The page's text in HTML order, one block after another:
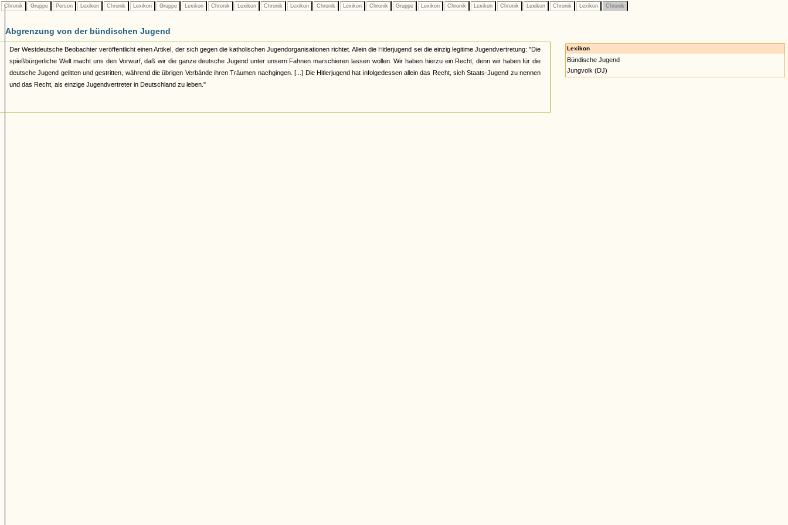
Chronik Gruppe Person Lexikon Chronik Lexikon Gruppe Lexikon Chronik Lexikon Chronik Lexikon Chronik Lexikon Chronik Gruppe Lexikon Chronik Lexikon Chronik Lexikon Chronik Lexikon Chronik
Abgrenzung von der bündischen Jugend
Der Westdeutsche Beobachter veröffentlicht einen Artikel, der sich gegen die katholischen Jugendorganisationen richtet. Allein die Hitlerjugend sei die einzig legitime Jugendvertretung: "Die
spießbürgerliche Welt macht uns den Vorwurf, daß wir die ganze deutsche Jugend unter unsern Fahnen marschieren lassen wollen. Wir haben hierzu ein Recht, denn wir haben für die
deutsche Jugend gelitten und gestritten, während die übrigen Verbände ihren Träumen nachgingen. [...] Die Hitlerjugend hat infolgedessen allein das Recht, sich Staats-Jugend zu nennen
und das Recht, als einzige Jugendvertreter in Deutschland zu leben."
Lexikon
Bündische Jugend
Jungvolk (DJ)